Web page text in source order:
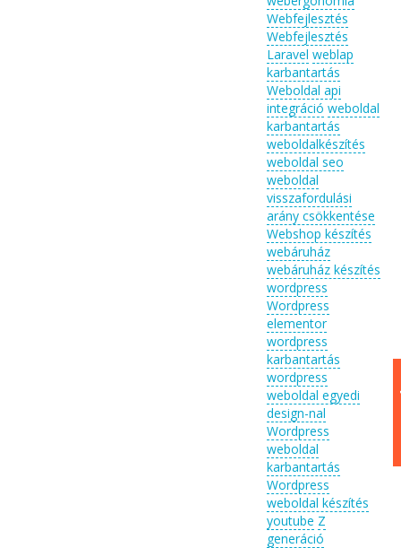
Webfejlesztés
Webfejlesztés
Laravel weblap
karbantartás
Weboldal api
integráció weboldal
karbantartás
weboldalkészítés
weboldal seo
weboldal
visszafordulási
arány csökkentése
Webshop készítés
webáruház
webáruház készítés
wordpress
Wordpress
elementor
wordpress
karbantartás
wordpress
weboldal egyedi
design-nal
Wordpress
weboldal
karbantartás
Wordpress
weboldal készítés
youtube Z
generáció